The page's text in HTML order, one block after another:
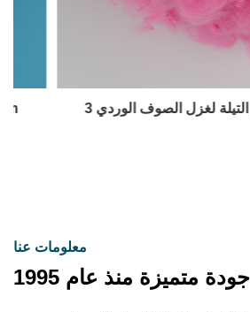
معلومات عنا
جودة متميزة منذ عام 1995